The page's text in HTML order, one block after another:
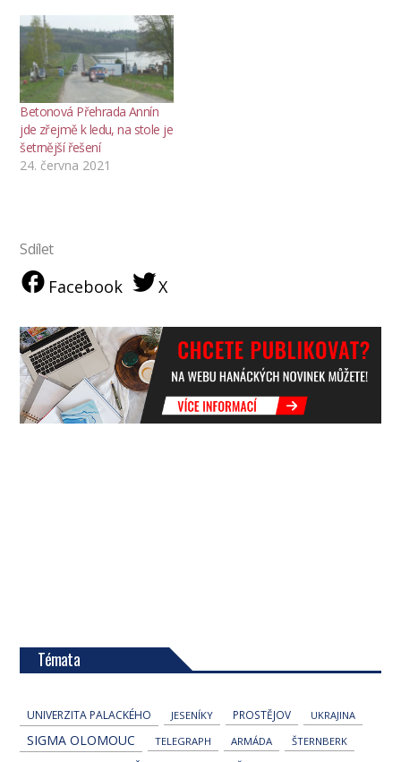
Betonová Přehrada Annín
jde zřejmě k ledu, na stole je
šetrnější řešení
24. června 2021
Sdílet
Facebook X
Témata
UNIVERZITA PALACKÉHO JESENÍKY PROSTĚJOV UKRAJINA
SIGMA OLOMOUC TELEGRAPH ARMÁDA ŠTERNBERK